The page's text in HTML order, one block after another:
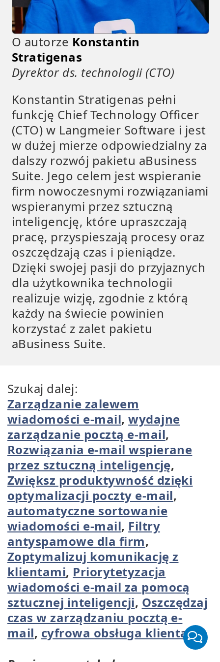
O autorze Konstantin
Stratigenas
Dyrektor ds. technologii (CTO)
Konstantin Stratigenas pełni
funkcję Chief Technology Officer
(CTO) w Langmeier Software i jest
w dużej mierze odpowiedzialny za
dalszy rozwój pakietu aBusiness
Suite. Jego celem jest wspieranie
firm nowoczesnymi rozwiązaniami
wspieranymi przez sztuczną
inteligencję, które upraszczają
pracę, przyspieszają procesy oraz
oszczędzają czas i pieniądze.
Dzięki swojej pasji do przyjaznych
dla użytkownika technologii
realizuje wizję, zgodnie z którą
każdy na świecie powinien
korzystać z zalet pakietu
aBusiness Suite.
Szukaj dalej:
Zarządzanie zalewem
wiadomości e-mail,wydajne
zarządzanie pocztą e-mail,
Rozwiązania e-mail wspierane
przez sztuczną inteligencję,
Zwiększ produktywność dzięki
optymalizacji poczty e-mail,
automatyczne sortowanie
wiadomości e-mail, Filtry
antyspamowe dla firm,
Zoptymalizuj komunikację z
klientami, Priorytetyzacja
wiadomości e-mail za pomocą
sztucznej inteligencji, Oszczędzaj
czas w zarządzaniu pocztą e-
mail, cyfrowa obsługa klienta